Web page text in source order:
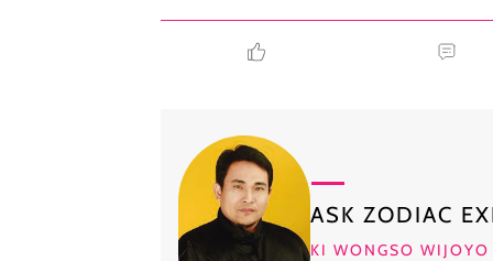
ASK ZODIAC
KI WONGSO WIJOYO